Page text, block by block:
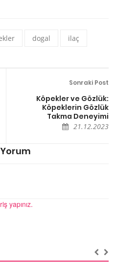
dogal ilaç
Sonraki Post
Köpekler ve Gözlük:
Köpeklerin Gözlük
Takma Deneyimi
21.12.2023
yapınız.